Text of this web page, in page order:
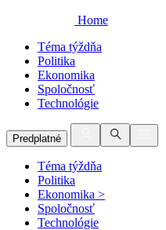
Home
Téma týždňa
Politika
Ekonomika
Spoločnosť
Technológie
Predplatné
Téma týždňa
Politika
Ekonomika >
Spoločnosť
Technológie